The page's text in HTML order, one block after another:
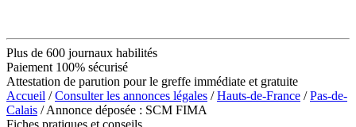
Plus de 600 journaux habilités
Paiement 100% sécurisé
Attestation de parution pour le greffe immédiate et gratuite
Accueil /Consulter les annonces légales /Hauts-de-France /Pas-de-
Calais / Annonce déposée : SCM FIMA
Fiches pratiques et conseils